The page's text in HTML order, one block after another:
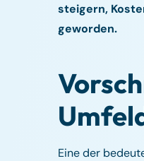
steigern,
geworden.
Eine der